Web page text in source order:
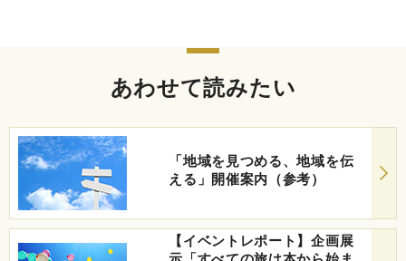
あわせて読みたい
「地域を見つめる、地域を伝
える」開催案内（参考）
【イベントレポート】企画展